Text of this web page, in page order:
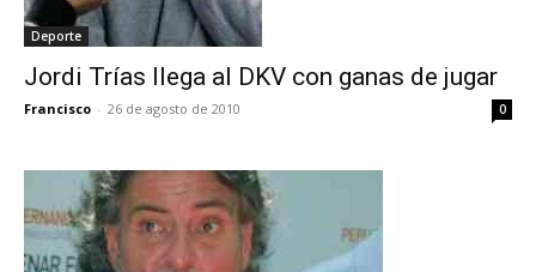
Deporte
Jordi Trías llega al DKV con ganas de jugar
Francisco - 26 de agosto de 2010 0